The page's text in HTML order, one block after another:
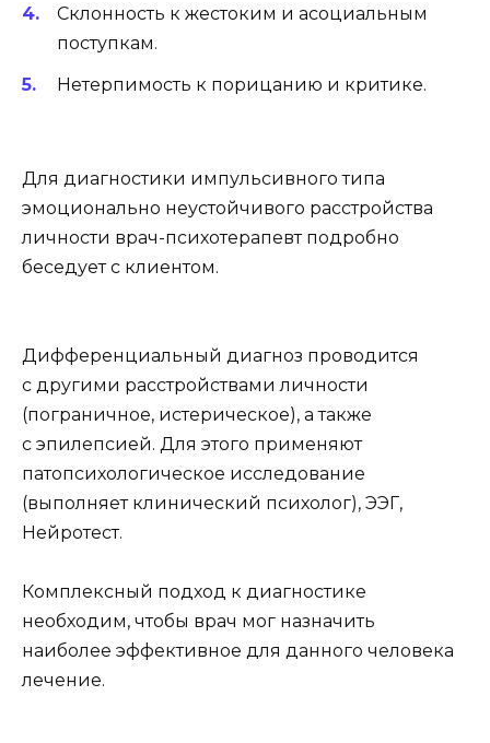
Склонность к жестоким и асоциальным
поступкам.
Нетерпимость к порицанию и критике.
Для диагностики импульсивного типа
эмоционально неустойчивого расстройства
личности врач-психотерапевт подробно
беседует с клиентом.
Дифференциальный диагноз проводится
с другими расстройствами личности
(пограничное, истерическое), а также
с эпилепсией. Для этого применяют
патопсихологическое исследование
(выполняет клинический психолог), ЭЭГ,
Нейротест.
Комплексный подход к диагностике
необходим, чтобы врач мог назначить
наиболее эффективное для данного человека
лечение.